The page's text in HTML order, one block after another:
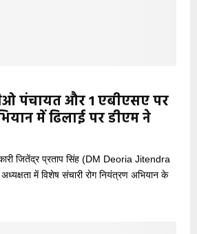
पंचायत और 1 एबीएसए पर
में ढिलाई पर डीएम ने
जितेंद्र प्रताप सिंह (DM Deoria Jitendra
में विशेष संचारी रोग नियंत्रण अभियान के